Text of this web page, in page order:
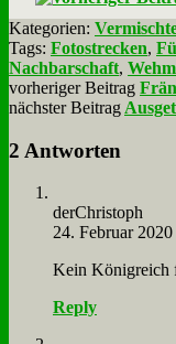
Kategorien:
Tags: Fotostrecken,
Nachbarschaft,
vorheriger Beitrag
nächster Beitrag
2 Antworten
der­Chri­stoph
24. Februar 2020
Kein Kö­nig­reich
Reply